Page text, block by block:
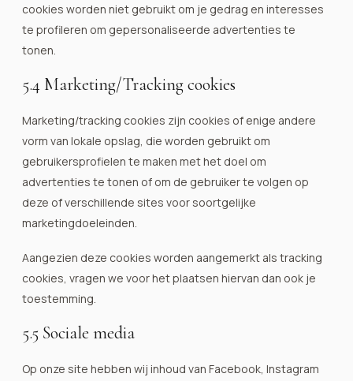
cookies worden niet gebruikt om je gedrag en interesses
te profileren om gepersonaliseerde advertenties te
tonen.
5.4 Marketing/Tracking cookies
Marketing/tracking cookies zijn cookies of enige andere
vorm van lokale opslag, die worden gebruikt om
gebruikersprofielen te maken met het doel om
advertenties te tonen of om de gebruiker te volgen op
deze of verschillende sites voor soortgelijke
marketingdoeleinden.
Aangezien deze cookies worden aangemerkt als tracking
cookies, vragen we voor het plaatsen hiervan dan ook je
toestemming.
5.5 Sociale media
Op onze site hebben wij inhoud van Facebook, Instagram